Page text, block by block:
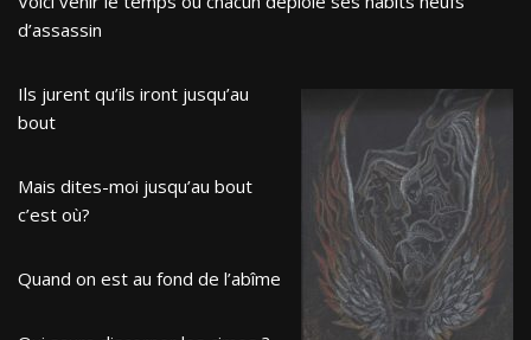
d’assassin
Ils jurent qu’ils iront jusqu’au
bout
Mais dites-moi jusqu’au bout
c’est où?
Quand on est au fond de l’abîme